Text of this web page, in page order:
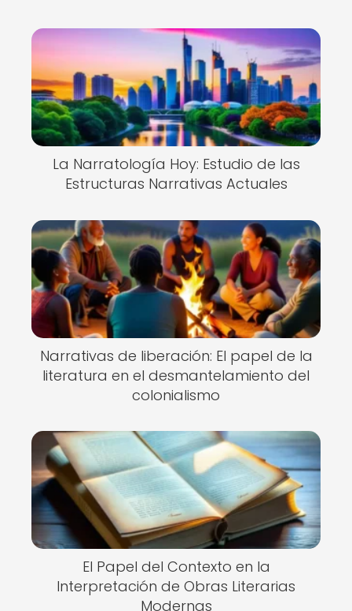
Nuevo
La Narratología Hoy: Estudio de las
Estructuras Narrativas Actuales
Narrativas de liberación: El papel de la
literatura en el desmantelamiento del
colonialismo
El Papel del Contexto en la
Interpretación de Obras Literarias
Modernas